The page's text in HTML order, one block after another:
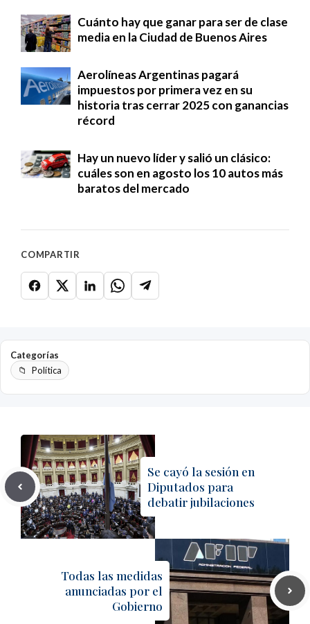
Cuánto hay que ganar para ser de clase
media en la Ciudad de Buenos Aires
Aerolíneas Argentinas pagará
impuestos por primera vez en su
historia tras cerrar 2025 con ganancias
récord
Hay un nuevo líder y salió un clásico:
cuáles son en agosto los 10 autos más
baratos del mercado
COMPARTIR
Categorías
Política
Se cayó la sesión en
Diputados para
debatir jubilaciones
Todas las medidas
anunciadas por el
Gobierno